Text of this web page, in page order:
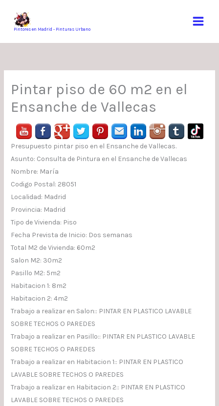
contenidoPintores en Madrid - Pinturas Urbano
Pintar piso de 60 m2 en el
Ensanche de Vallecas
Presupuesto pintar piso en el Ensanche de Vallecas.
Asunto: Consulta de Pintura en el Ensanche de Vallecas
Nombre: María
Codigo Postal: 28051
Localidad: Madrid
Provincia: Madrid
Tipo de Vivienda: Piso
Fecha Prevista de Inicio: Dos semanas
Total M2 de Vivienda: 60m2
Salon M2: 30m2
Pasillo M2: 5m2
Habitacion 1: 8m2
Habitacion 2: 4m2
Trabajo a realizar en Salon:: PINTAR EN PLASTICO LAVABLE
SOBRE TECHOS O PAREDES
Trabajo a realizar en Pasillo:: PINTAR EN PLASTICO LAVABLE
SOBRE TECHOS O PAREDES
Trabajo a realizar en Habitacion 1:: PINTAR EN PLASTICO
LAVABLE SOBRE TECHOS O PAREDES
Trabajo a realizar en Habitacion 2:: PINTAR EN PLASTICO
LAVABLE SOBRE TECHOS O PAREDES